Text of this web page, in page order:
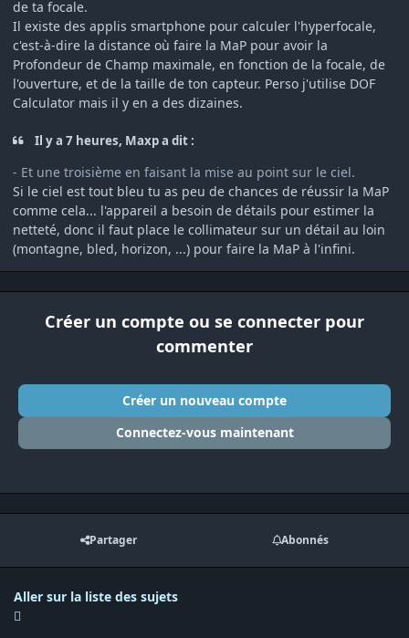
de ta focale.
Il existe des applis smartphone pour calculer l'hyperfocale,
c'est-à-dire la distance où faire la MaP pour avoir la
Profondeur de Champ maximale, en fonction de la focale, de
l'ouverture, et de la taille de ton capteur. Perso j'utilise DOF
Calculator mais il y en a des dizaines.
Il y a 7 heures, Maxp a dit :
- Et une troisième en faisant la mise au point sur le ciel.
Si le ciel est tout bleu tu as peu de chances de réussir la MaP
comme cela... l'appareil a besoin de détails pour estimer la
netteté, donc il faut place le collimateur sur un détail au loin
(montagne, bled, horizon, ...) pour faire la MaP à l'infini.
Créer un compte ou se connecter pour
commenter
Créer un nouveau compte
Connectez-vous maintenant
Partager Abonnés
Aller sur la liste des sujets